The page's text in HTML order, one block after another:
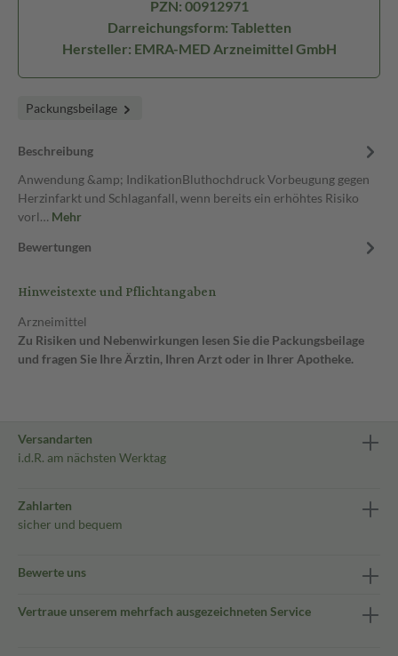
PZN: 00912971
Darreichungsform: Tabletten
Hersteller: EMRA-MED Arzneimittel GmbH
Packungsbeilage
Beschreibung
Anwendung &amp; IndikationBluthochdruck Vorbeugung gegen
Herzinfarkt und Schlaganfall, wenn bereits ein erhöhtes Risiko
vorl… Mehr
Bewertungen
Hinweistexte und Pflichtangaben
Arzneimittel
Zu Risiken und Nebenwirkungen lesen Sie die Packungsbeilage
und fragen Sie Ihre Ärztin, Ihren Arzt oder in Ihrer Apotheke.
Versandarten
i.d.R. am nächsten Werktag
Zahlarten
sicher und bequem
Bewerte uns
Vertraue unserem mehrfach ausgezeichneten Service